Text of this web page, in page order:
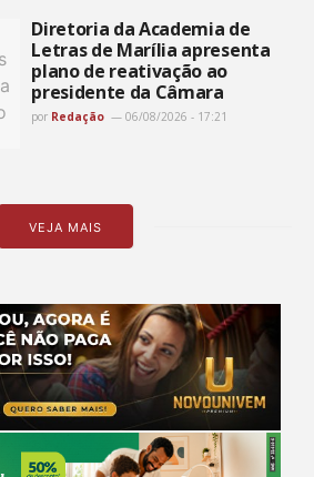
Diretoria da Academia de
Letras de Marília apresenta
plano de reativação ao
presidente da Câmara
por Redação 06/08/2026 - 17:21
VEJA MAIS